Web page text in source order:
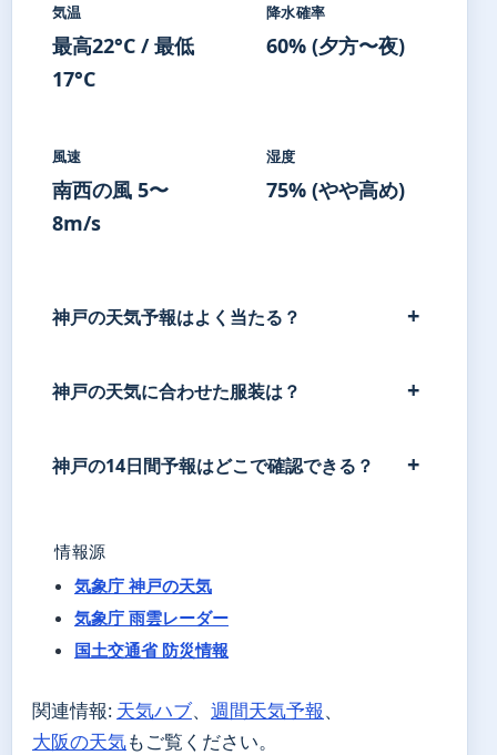
気温
最高22°C / 最低
17°C
降水確率
60% (夕方〜夜)
風速
南西の風 5〜
8m/s
湿度
75% (やや高め)
神戸の天気予報はよく当たる？
神戸の天気に合わせた服装は？
神戸の14日間予報はどこで確認できる？
情報源
気象庁 神戸の天気
気象庁 雨雲レーダー
国土交通省 防災情報
関連情報: 天気ハブ、 週間天気予報、
大阪の天気もご覧ください。